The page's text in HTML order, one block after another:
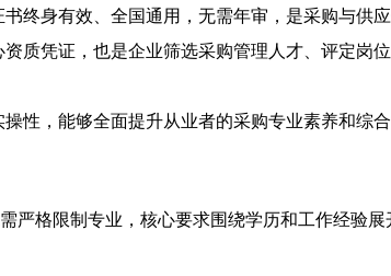
终身有效、全国通用，无需年审，是采购与供
质凭证，也是企业筛选采购管理人才、评定岗
性，能够全面提升从业者的采购专业素养和综
严格限制专业，核心要求围绕学历和工作经验展